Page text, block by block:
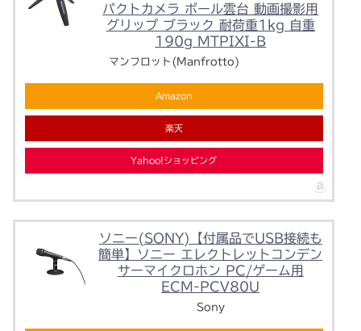
パクトカメラ ボール雲台 動画撮影用
グリップ ブラック 耐荷重1kg 自重
190g MTPIXI-B
マンフロット(Manfrotto)
Amazon
楽天
Yahoo!ショッピング
ソニー(SONY)【付属品でUSB接続も
簡単】ソニー エレクトレットコンデン
サーマイクロホン PC/ゲーム用
ECM-PCV80U
Sony